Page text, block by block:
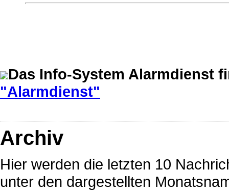
Das Info-System Alarmdienst
"Alarmdienst"
Archiv
Hier werden die letzten 10
unter den dargestellten